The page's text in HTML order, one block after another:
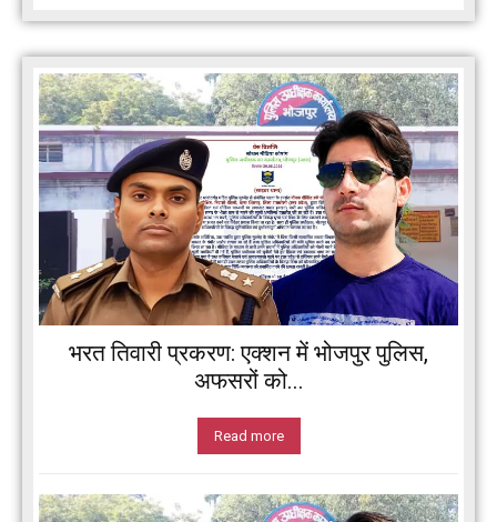
भरत तिवारी प्रकरण: एक्शन में भोजपुर पुलिस,
अफसरों को...
Read more